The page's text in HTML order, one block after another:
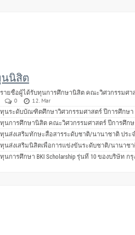
นิสิต
รายชื่อผู้ได้รับทุนการศึกษานิสิต คณะวิศวกรรมศา
0
12. Mar
ทุนระดับบัณฑิตศึกษาวิศวกรรมศาสตร์ ปีการศึกษา
ทุนการศึกษานิสิต คณะวิศวกรรมศาสตร์ ปีการศึกษ
ทุนส่งเสริมทักษะสื่อสารระดับชาติ/นานาชาติ ประ
ทุนส่งเสริมนิสิตเพื่อการแข่งขันระดับชาติ/นานาชา
ทุนการศึกษา BKI Scholarship รุ่นที่ 10 ของบริษัท